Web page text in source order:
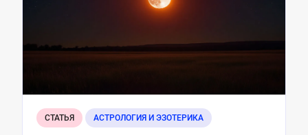
СТАТЬЯ АСТРОЛОГИЯ И ЭЗОТЕРИКА